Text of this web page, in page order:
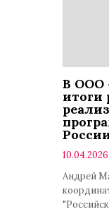
В ООО
итоги
10.04.2026
Андрей